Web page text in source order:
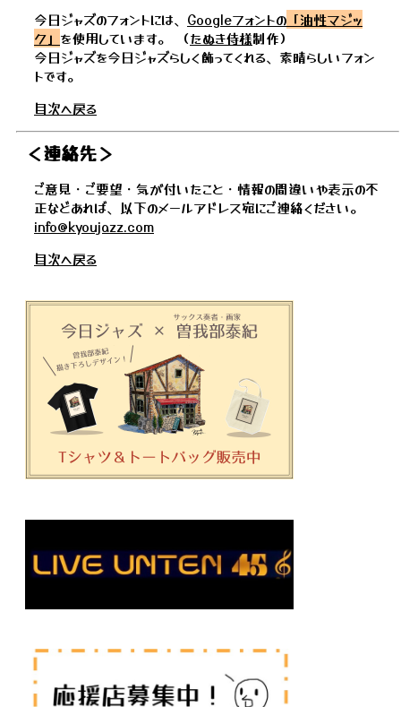
今日ジャズのフォントには、 Googleフォントの 「油性マジッ
ク」 を使用しています。 （たぬき侍様制作）
今日ジャズを今日ジャズらしく飾ってくれる、素晴らしいフォン
トです。
目次へ戻る
＜連絡先＞
ご意見・ご要望・気が付いたこと・情報の間違いや表示の不
正などあれば、以下のメールアドレス宛にご連絡ください。
info@kyoujazz.com
目次へ戻る